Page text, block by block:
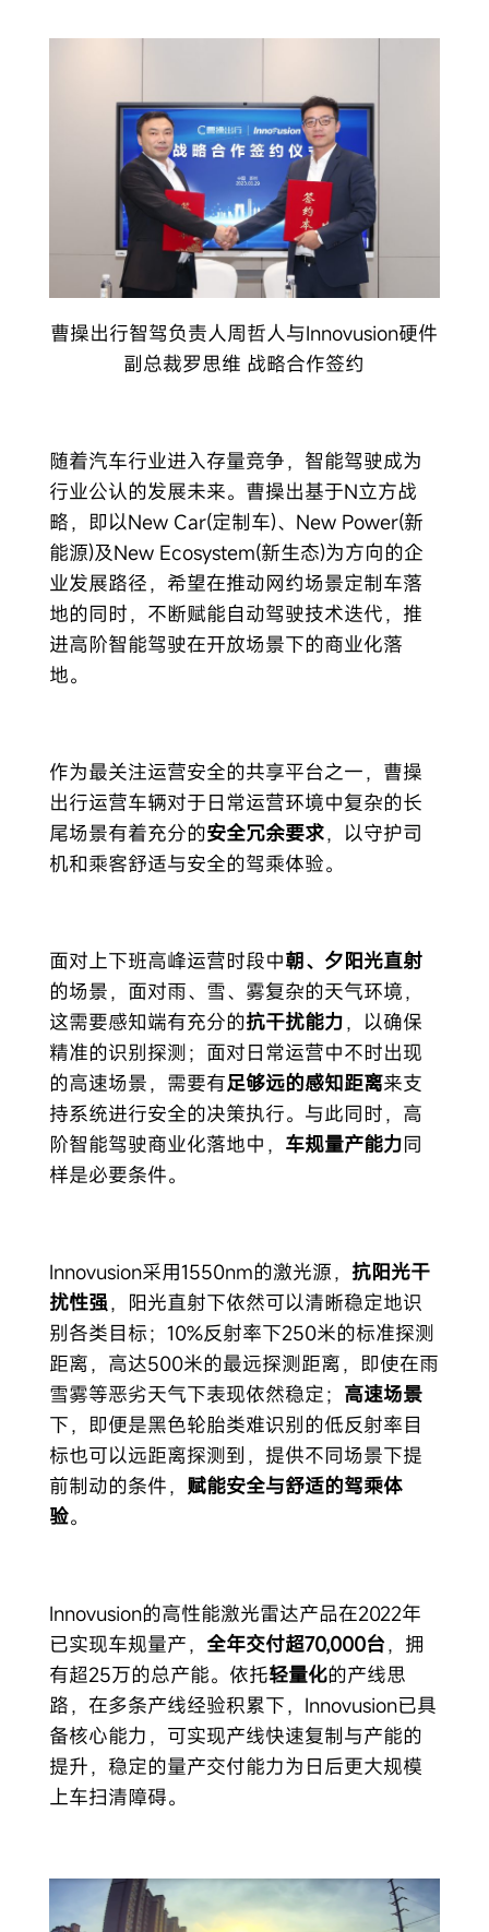
曹操出行智驾负责人周哲人与Innovusion硬件
副总裁罗思维 战略合作签约
随着汽车行业进入存量竞争，智能驾驶成为
行业公认的发展未来。曹操出基于N立方战
略，即以New Car(定制车)、New Power(新
能源)及New Ecosystem(新生态)为方向的企
业发展路径，希望在推动网约场景定制车落
地的同时，不断赋能自动驾驶技术迭代，推
进高阶智能驾驶在开放场景下的商业化落
地。
作为最关注运营安全的共享平台之一，曹操
出行运营车辆对于日常运营环境中复杂的长
尾场景有着充分的安全冗余要求，以守护司
机和乘客舒适与安全的驾乘体验。
面对上下班高峰运营时段中朝、夕阳光直射
的场景，面对雨、雪、雾复杂的天气环境，
这需要感知端有充分的抗干扰能力，以确保
精准的识别探测；面对日常运营中不时出现
的高速场景，需要有足够远的感知距离来支
持系统进行安全的决策执行。与此同时，高
阶智能驾驶商业化落地中， 车规量产能力同
样是必要条件。
Innovusion采用1550nm的激光源， 抗阳光干
扰性强，阳光直射下依然可以清晰稳定地识
别各类目标；10%反射率下250米的标准探测
距离，高达500米的最远探测距离，即使在雨
雪雾等恶劣天气下表现依然稳定； 高速场景
下，即便是黑色轮胎类难识别的低反射率目
标也可以远距离探测到，提供不同场景下提
前制动的条件， 赋能安全与舒适的驾乘体
验。
Innovusion的高性能激光雷达产品在2022年
已实现车规量产， 全年交付超70,000台，拥
有超25万的总产能。依托轻量化的产线思
路，在多条产线经验积累下，Innovusion已具
备核心能力，可实现产线快速复制与产能的
提升，稳定的量产交付能力为日后更大规模
上车扫清障碍。